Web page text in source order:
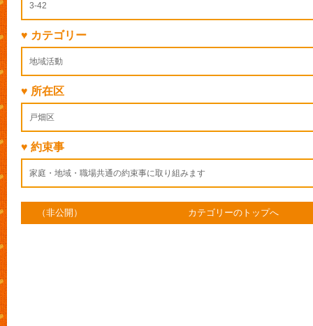
3-42
♥ カテゴリー
地域活動
♥ 所在区
戸畑区
♥ 約束事
家庭・地域・職場共通の約束事に取り組みます
（非公開） カテゴリーのトップへ